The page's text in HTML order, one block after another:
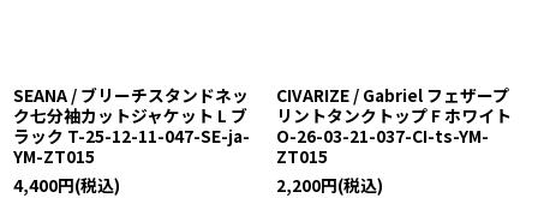
SEANA / ブリーチスタンドネッ
ク七分袖カットジャケット L ブ
ラック T-25-12-11-047-SE-ja-
YM-ZT015
4,400円(税込)
CIVARIZE / Gabriel フェザープ
リントタンクトップ F ホワイト
O-26-03-21-037-CI-ts-YM-
ZT015
2,200円(税込)